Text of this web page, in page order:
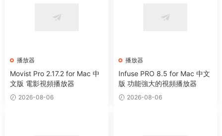
播放器
Movist Pro 2.17.2 for Mac 中
文版 電影視頻播放器
2026-08-06
播放器
Infuse PRO 8.5 for Mac 中文
版 功能強大的視頻播放器
2026-08-06